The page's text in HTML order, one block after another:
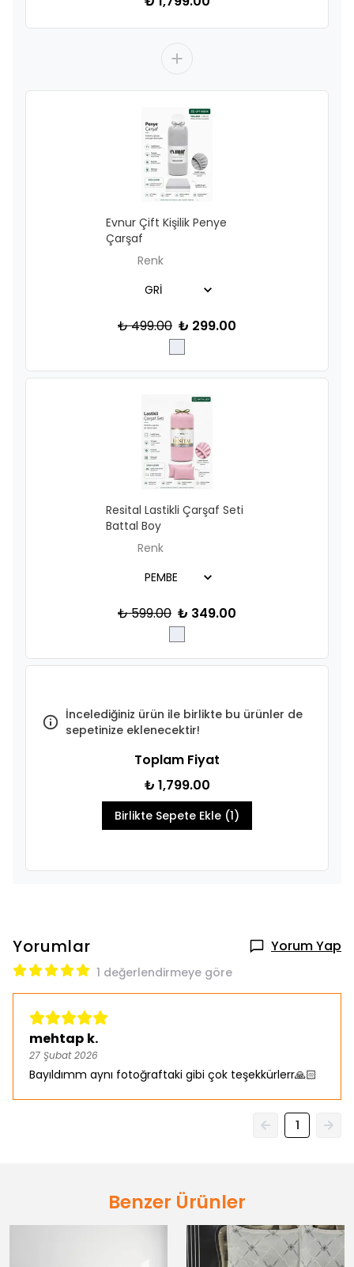
Evnur Çift Kişilik Penye
Çarşaf
Renk
₺ 499.00 ₺ 299.00
Resital Lastikli Çarşaf Seti
Battal Boy
Renk
₺ 599.00 ₺ 349.00
İncelediğiniz ürün ile birlikte bu ürünler de
sepetinize eklenecektir!
Toplam Fiyat
₺ 1,799.00
Birlikte Sepete Ekle (1)
Yorumlar Yorum Yap
1 değerlendirmeye göre
mehtap k.
27 Şubat 2026
Bayıldımm aynı fotoğraftaki gibi çok teşekkürlerr🙏🏻
1
Benzer Ürünler